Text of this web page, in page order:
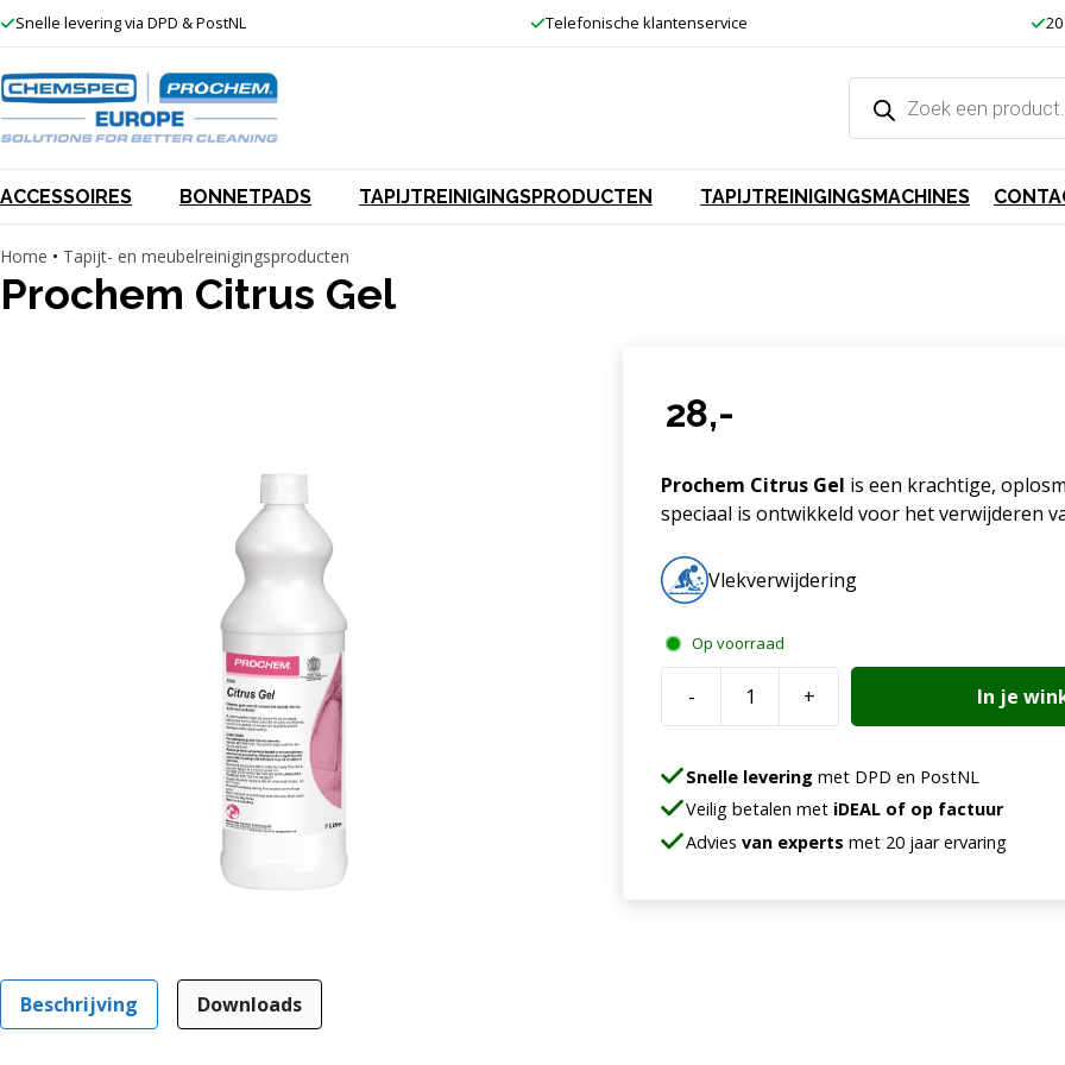
Ga
de
inhoud
Snelle levering via DPD & PostNL Telefonische klantenservice
Producten
zoeken
ACCESSOIRES BONNETPADS TAPIJTREINIGINGSPRODUCTEN TAPIJTREINIGINGSMACHINES
Home • Tapijt- en meubelreinigingsproducten
Prochem Citrus Gel
28,-
Prochem Citrus Gel is een krachtige,
speciaal is ontwikkeld voor het verwijderen
Vlekverwijdering
Op voorraad
-
Prochem
Gel
aantal
+ In je
Snelle levering met DPD en PostNL
Veilig betalen met iDEAL of op factuur
Adviesvan experts met 20 jaar ervaring
Beschrijving Downloads